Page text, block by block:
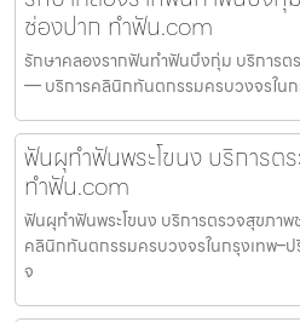
ช่องปาก ทำฟัน.com
รักษาคลองรากฟันทำฟันบึงกุ่ม บริการ
— บริการคลินิกทันตกรรมครบวงจรใน
ฟันผุทำฟันพระโขนง บริการต
ทำฟัน.com
ฟันผุทำฟันพระโขนง บริการตรวจสุขภา
คลินิกทันตกรรมครบวงจรในกรุงเทพ–
จ